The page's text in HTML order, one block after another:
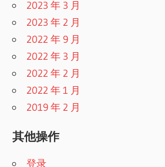
2023 年 3 月
2023 年 2 月
2022 年 9 月
2022 年 3 月
2022 年 2 月
2022 年 1 月
2019 年 2 月
其他操作
登录